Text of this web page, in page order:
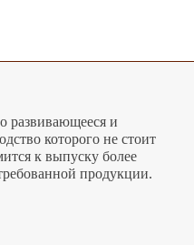
развивающееся и
которого не стоит
к выпуску более
продукции.